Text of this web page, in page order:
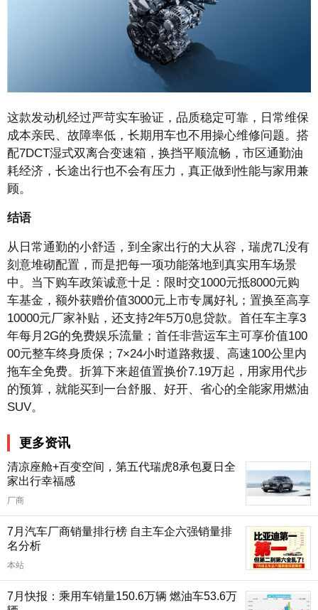
这款发动机经过严苛实车验证，品质稳定可靠，日常维保
成本亲民、故障率低，长期用车也不用操心维修问题。搭
配7DCT湿式双离合变速箱，换挡平顺流畅，市区通勤油
耗经济，长途出行也不会有压力，真正做到性能与家用兼
顾。
结语
从日常通勤的小舒适，到全家出行的大从容，瑞虎7L没有
刻意堆砌配置，而是把每一项功能落地到真实用车场景
中。当下购车政策诚意十足：限时交1000元抵8000元购
车基金，额外获赠价值3000元上市专属好礼；置换至高享
10000元厂家补贴，还支持2年5万0息贷款。首任车主享3
年每月2G的免费娱乐流量；首任非营运车主可享价值100
00元整车终身质保；7×24小时道路救援、高速100公里内
拖车全免费。折算下来超值置换价7.19万起，用家用代步
的预算，就能买到一台舒服、好开、省心的全能家用燃油
SUV。
更多资讯
清凉座舱+百变空间，第五代瑞虎8承包夏日全
家出行幸福感
厂商
7月汽车厂商销量排行榜 自主车企六强销量排
名分析
本站
7月快报：乘用车销量150.6万辆 燃油车53.6万